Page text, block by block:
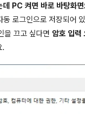
데 PC 켜면 바로 바탕화
로그인으로 저장되어
을 끄고 싶다면 암호 입력
.